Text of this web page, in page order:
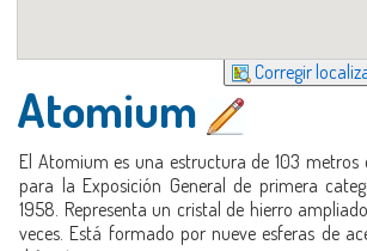
Corregir
Atomium
El Atomium es una estructura de 103
para la Exposición General de primera
1958. Representa un cristal de hierro
veces. Está formado por nueve esferas de